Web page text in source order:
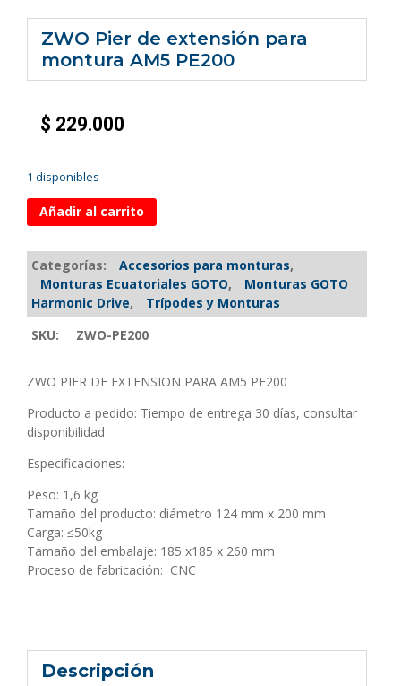
ZWO Pier de extensión para
montura AM5 PE200
$ 229.000
1 disponibles
Añadir al carrito
Categorías: Accesorios para monturas,
Monturas Ecuatoriales GOTO,
Monturas GOTO
Harmonic Drive,
Trípodes y Monturas
SKU:
ZWO-PE200
ZWO PIER DE EXTENSION PARA AM5 PE200
Producto a pedido: Tiempo de entrega 30 días, consultar
disponibilidad
Especificaciones:
Peso: 1,6 kg
Tamaño del producto: diámetro 124 mm x 200 mm
Carga: ≤50kg
Tamaño del embalaje: 185 x185 x 260 mm
Proceso de fabricación: CNC
Descripción